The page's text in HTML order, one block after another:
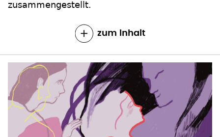
zusammengestellt.
zum Inhalt